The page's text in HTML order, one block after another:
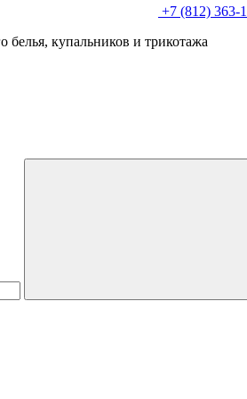
+7 (812) 363-
белья, купальников и трикотажа